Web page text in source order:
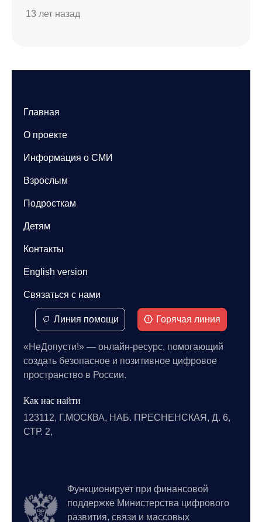
13 лет назад
Главная
О проекте
Информация о СМИ
Взрослым
Подросткам
Детям
Контакты
English version
Связаться с нами
Линия помощи Горячая линия
«НеДопусти!» — онлайн-ресурс, помогающий
создать безопасное и позитивное цифровое
пространство в России.
Как нас найти
123112, Г.МОСКВА, НАБ. ПРЕСНЕНСКАЯ, Д. 6,
СТР. 2,
Функционирует при финансовой
поддержке Министерства цифрового
развития, связи и массовых